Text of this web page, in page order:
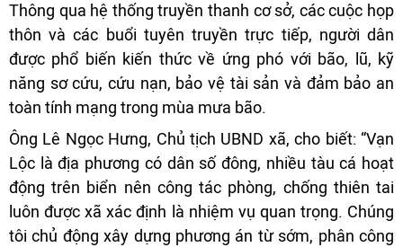
Thông qua hệ thống truyền thanh cơ sở, các cuộc họp
thôn và các buổi tuyên truyền trực tiếp, người dân
được phổ biến kiến thức về ứng phó với bão, lũ, kỹ
năng sơ cứu, cứu nạn, bảo vệ tài sản và đảm bảo an
toàn tính mạng trong mùa mưa bão.
Ông Lê Ngọc Hưng, Chủ tịch UBND xã, cho biết: “Vạn
Lộc là địa phương có dân số đông, nhiều tàu cá hoạt
động trên biển nên công tác phòng, chống thiên tai
luôn được xã xác định là nhiệm vụ quan trọng. Chúng
tôi chủ động xây dựng phương án từ sớm, phân công